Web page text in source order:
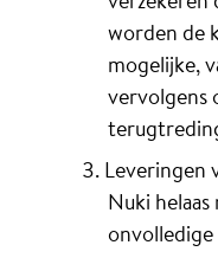
worden de
mogelijke,
vervolgens
Leveringen
Nuki